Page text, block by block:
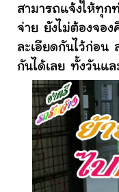
สามารถแจ้งให้ทุก
จ่าย ยังไม่ต้องจอง
ละเอียดกันไว้ก่อน
กันได้เลย ทั้งวันแล